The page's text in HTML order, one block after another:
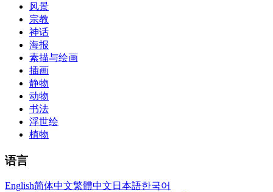
风景
宗教
神话
海报
素描与绘画
插画
静物
动物
书法
浮世绘
植物
语言
English简体中文繁體中文 日本語한국어